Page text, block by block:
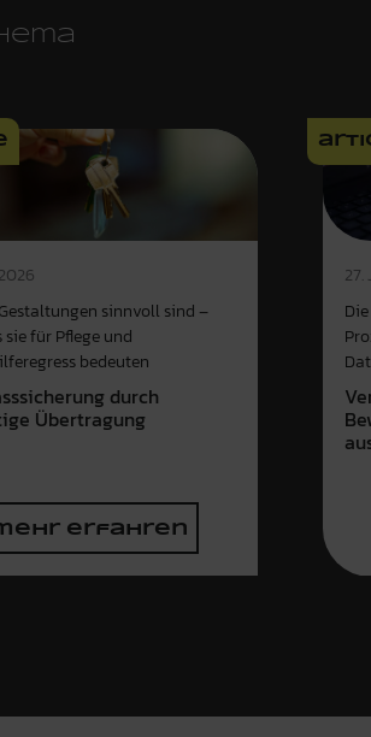
sinnvoll sind –
sie für Pflege und
bedeuten
durch
Übertragung
erfahren